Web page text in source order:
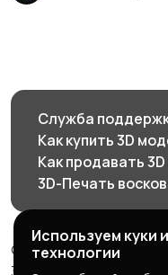
Служба
Как купить 3D
Как продавать
3D-Печать
© 2026 3d585.ru -
Используем куки
технологии